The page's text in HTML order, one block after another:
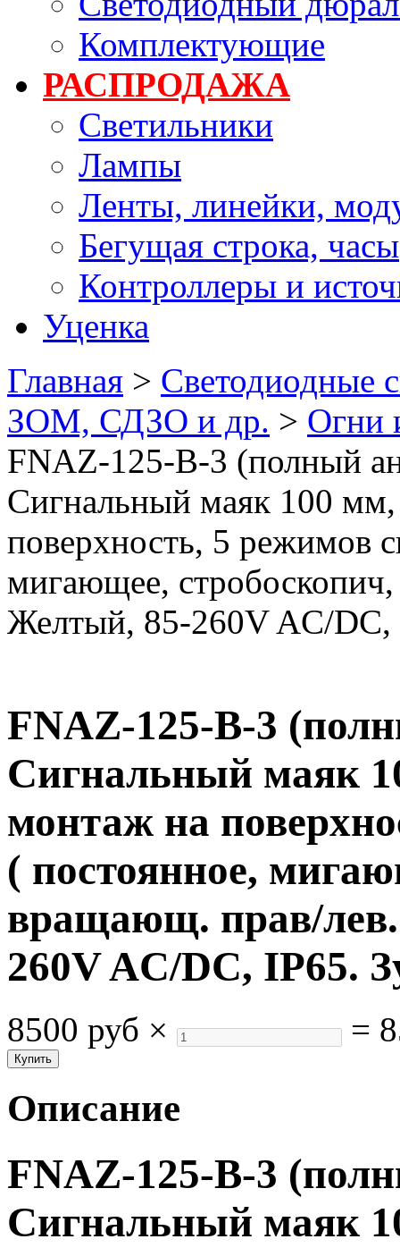
Комплектующие
РАСПРОДАЖА
Светильники
Лампы
Ленты, линейки,
Бегущая строка, часы
Контроллеры и
Уценка
Главная > Светодиодные
ЗОМ, СДЗО и др. > Огни
FNAZ-125-B-3 (полный
Сигнальный маяк 100
поверхность, 5 режимов
мигающее,
Желтый, 85-260V AC/
FNAZ-125-B-3
Сигнальный маяк
монтаж на
( постоянное,
вращающ. прав/
260V AC/DC, IP65.
8500 руб × =
Описание
FNAZ-125-B-3
Сигнальный маяк